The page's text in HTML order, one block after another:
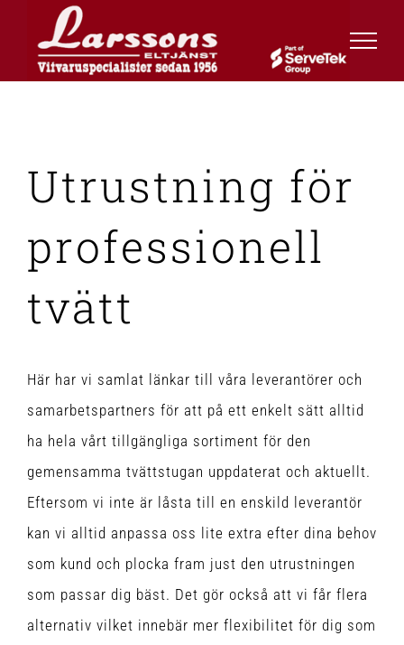
innehållet
Utrustning för
professionell
tvätt
Här har vi samlat länkar till våra leverantörer och
samarbetspartners för att på ett enkelt sätt alltid
ha hela vårt tillgängliga sortiment för den
gemensamma tvättstugan uppdaterat och aktuellt.
Eftersom vi inte är låsta till en enskild leverantör
kan vi alltid anpassa oss lite extra efter dina behov
som kund och plocka fram just den utrustningen
som passar dig bäst. Det gör också att vi får flera
alternativ vilket innebär mer flexibilitet för dig som